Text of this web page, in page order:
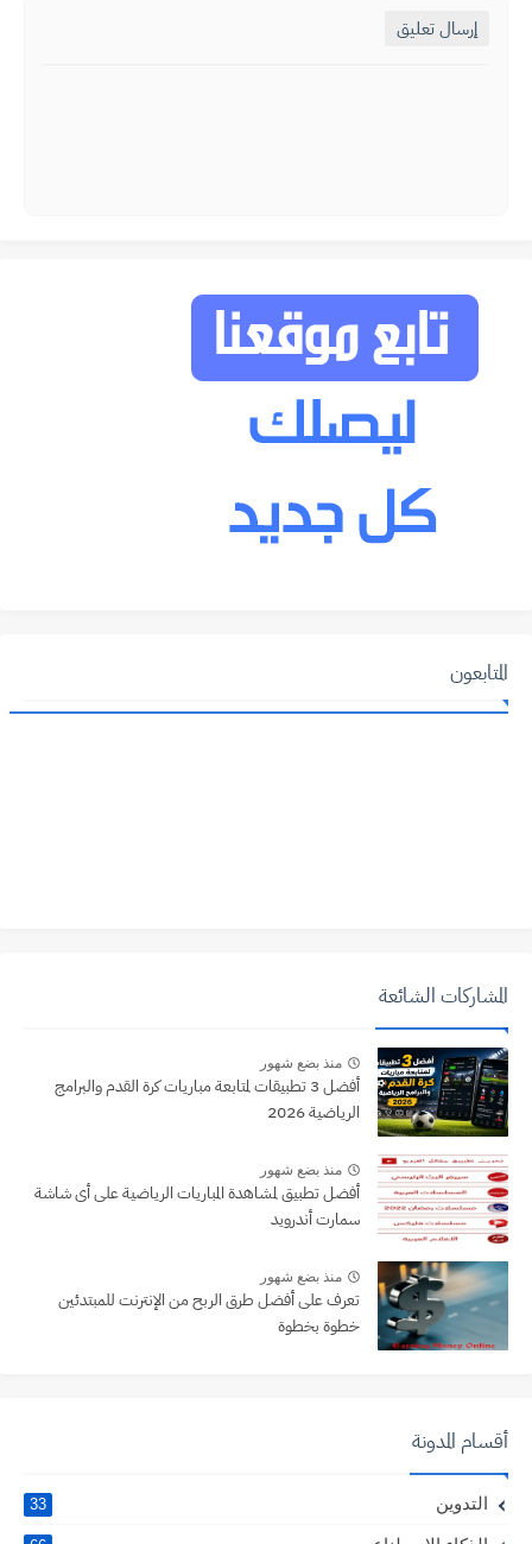
إرسال تعليق
المتابعون
المشاركات الشائعة
منذ بضع شهور
أفضل 3 تطبيقات لمتابعة مباريات كرة القدم والبرامج
الرياضية 2026
منذ بضع شهور
أفضل تطبيق لمشاهدة المباريات الرياضية على أى شاشة
سمارت أندرويد
منذ بضع شهور
تعرف على أفضل طرق الربح من الإنترنت للمبتدئين
خطوة بخطوة
أقسام المدونة
التدوين 33